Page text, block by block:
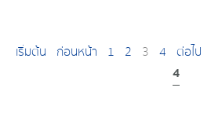
เริ่มต้น ก่อนหน้า 1 2 3 4 ต่อไป
4